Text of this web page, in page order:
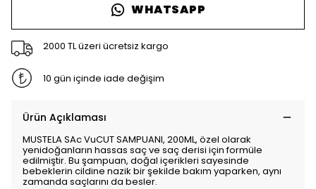
WHATSAPP
2000 TL üzeri ücretsiz kargo
10 gün içinde iade değişim
Ürün Açıklaması
MUSTELA SAc VuCUT SAMPUANI, 200ML, özel olarak
yenidoğanların hassas saç ve saç derisi için formüle
edilmiştir. Bu şampuan, doğal içerikleri sayesinde
bebeklerin cildine nazik bir şekilde bakım yaparken, aynı
zamanda saçlarını da besler.